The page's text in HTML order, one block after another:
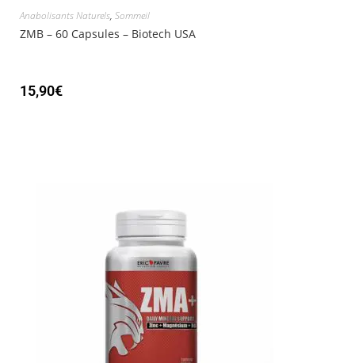
Anabolisants Naturels, Sommeil
ZMB – 60 Capsules – Biotech USA
15,90€